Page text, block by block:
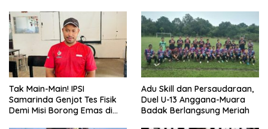
Tak Main-Main! IPSI
Samarinda Genjot Tes Fisik
Demi Misi Borong Emas di
Adu Skill dan Persaudaraan,
Duel U-13 Anggana-Muara
Badak Berlangsung Meriah